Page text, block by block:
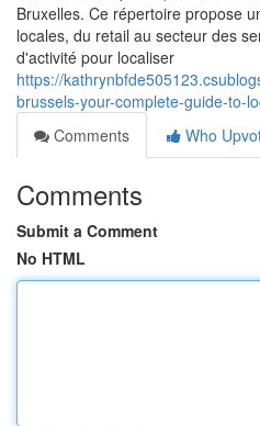
Bruxelles. Ce répertoire propose
locales, du retail au secteur des
d'activité pour localiser
https://
brussels-your-complete-guide-to-
Comments
Who
Comments
Submit a Comment
No HTML